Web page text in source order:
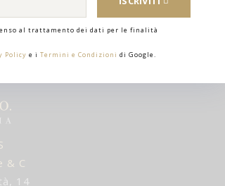
al trattamento dei dati per le finalità
Policy e i Termini e Condizioni di Google.
& C
14